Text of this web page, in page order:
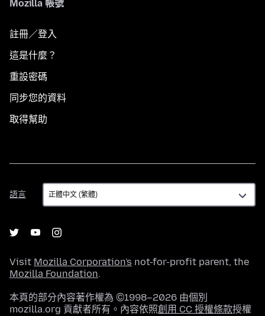
Mozilla 帳號
註冊／登入
這是什麼？
重設密碼
同步您的資料
取得幫助
語言
語
言
Visit Mozilla Corporation's not-for-profit parent, the
Mozilla Foundation.
本頁的部分內容著作權為 ©1998–2026 由個別
mozilla.org 貢獻者所有。內容依照創用 CC 授權條款授權